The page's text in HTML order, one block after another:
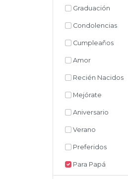
Graduación
Condolencias
Cumpleaños
Amor
Recién Nacidos
Mejórate
Aniversario
Verano
Preferidos
Para Papá